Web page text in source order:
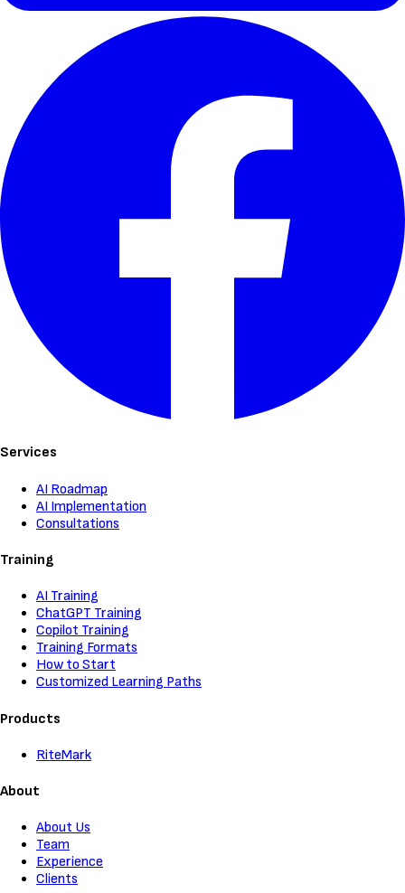
Services
AI Roadmap
AI Implementation
Consultations
Training
AI Training
ChatGPT Training
Copilot Training
Training Formats
How to Start
Customized Learning Paths
Products
RiteMark
About
About Us
Team
Experience
Clients